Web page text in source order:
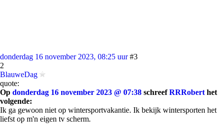
donderdag 16 november 2023, 08:25 uur #3
2
BlauweDag
quote:
Op donderdag 16 november 2023 @ 07:38 schreefRRRobert het
volgende:
Ik ga gewoon niet op wintersportvakantie. Ik bekijk wintersporten het
liefst op m'n eigen tv scherm.